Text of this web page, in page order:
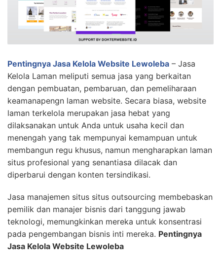
Pentingnya Jasa Kelola Website Lewoleba – Jasa
Kelola Laman meliputi semua jasa yang berkaitan
dengan pembuatan, pembaruan, dan pemeliharaan
keamanapengn laman website. Secara biasa, website
laman terkelola merupakan jasa hebat yang
dilaksanakan untuk Anda untuk usaha kecil dan
menengah yang tak mempunyai kemampuan untuk
membangun regu khusus, namun mengharapkan laman
situs profesional yang senantiasa dilacak dan
diperbarui dengan konten tersindikasi.
Jasa manajemen situs situs outsourcing membebaskan
pemilik dan manajer bisnis dari tanggung jawab
teknologi, memungkinkan mereka untuk konsentrasi
pada pengembangan bisnis inti mereka. Pentingnya
Jasa Kelola Website Lewoleba